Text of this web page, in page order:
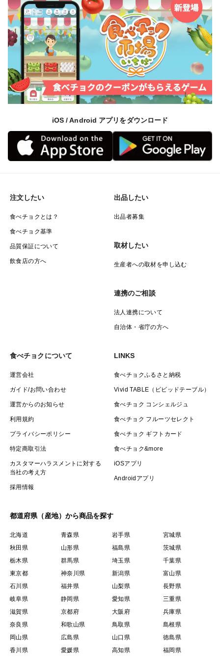
iOS / Android アプリをダウンロード
注文したい
食べチョクとは？
食べチョク基準
品質保証について
飲食店の方へ
出品したい
出品者募集
取材したい
生産者への取材を申し込む
連携のご相談
法人連携について
自治体・省庁の方へ
食べチョクについて
運営会社
ガイド/お問い合わせ
運営からのお知らせ
利用規約
プライバシーポリシー
特定商取引法
カスタマーハラスメントに対する
当社の考え方
採用情報
LINKS
食べチョクふるさと納税
Vivid TABLE（ビビッドテーブル）
食べチョク コンシェルジュ
食べチョク フルーツセレクト
食べチョク ギフトカード
食べチョク&more
iOSアプリ
Androidアプリ
都道府県（産地）から商品を探す
北海道 青森県 岩手県
宮城県
秋田県
山形県 福島県
茨城県
栃木県
群馬県 埼玉県
千葉県
東京都
神奈川県 新潟県
富山県
石川県
福井県 山梨県
長野県
岐阜県
静岡県 愛知県
三重県
滋賀県
京都府 大阪府
兵庫県
奈良県
和歌山県 鳥取県
島根県
岡山県
広島県 山口県
徳島県
香川県
愛媛県 高知県
福岡県